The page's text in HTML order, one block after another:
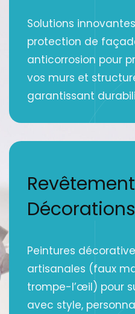
Solutions
protection de
anticorrosion pour
vos murs et
garantissant
Peintures
artisanales (faux
trompe-l’œil) pour
avec style,